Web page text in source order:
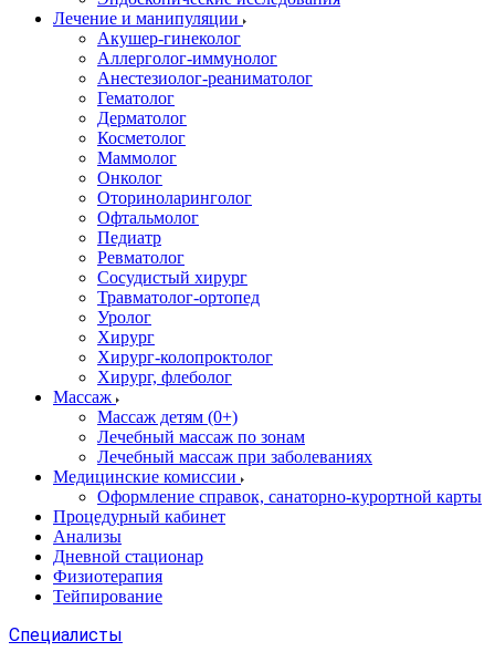
Лечение и манипуляции
Акушер-гинеколог
Аллерголог-иммунолог
Анестезиолог-реаниматолог
Гематолог
Дерматолог
Косметолог
Маммолог
Онколог
Оториноларинголог
Офтальмолог
Педиатр
Ревматолог
Сосудистый хирург
Травматолог-ортопед
Уролог
Хирург
Хирург-колопроктолог
Хирург, флеболог
Массаж
Массаж детям (0+)
Лечебный массаж по зонам
Лечебный массаж при заболеваниях
Медицинские комиссии
Оформление справок, санаторно-курортной карты
Процедурный кабинет
Анализы
Дневной стационар
Физиотерапия
Тейпирование
Специалисты